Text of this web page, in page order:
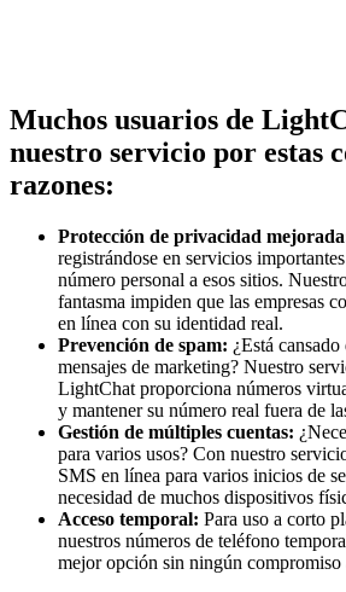
Muchos usuarios de
nuestro servicio por estas
razones:
Protección de privacidad
registrándose en servicios
número personal a esos sitios.
fantasma impiden que las empresas
en línea con su identidad real.
Prevención de spam: ¿Está
mensajes de marketing? Nuestro
LightChat proporciona números
y mantener su número real fuera de
Gestión de múltiples cuentas:
para varios usos? Con nuestro
SMS en línea para varios inicios de
necesidad de muchos dispositivos
Acceso temporal: Para uso a corto
nuestros números de teléfono
mejor opción sin ningún compromiso